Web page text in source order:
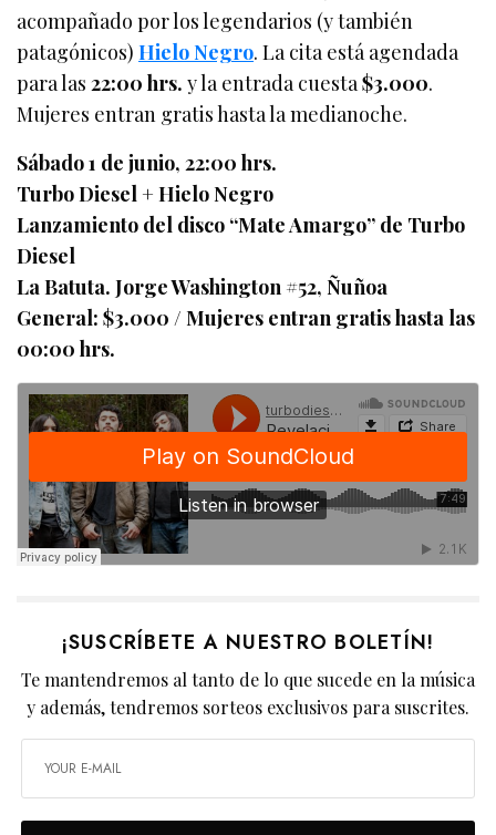
acompañado por los legendarios (y también
patagónicos)Hielo Negro. La cita está agendada
para las22:00 hrs. y la entrada cuesta$3.000.
Mujeres entran gratis hasta la medianoche.
Sábado 1 de junio, 22:00 hrs.
Turbo Diesel + Hielo Negro
Lanzamiento del disco “Mate Amargo” de Turbo
Diesel
La Batuta. Jorge Washington #52, Ñuñoa
General: $3.000 / Mujeres entran gratis hasta las
00:00 hrs.
¡SUSCRÍBETE A NUESTRO BOLETÍN!
Te mantendremos al tanto de lo que sucede en la música
y además, tendremos sorteos exclusivos para suscrites.